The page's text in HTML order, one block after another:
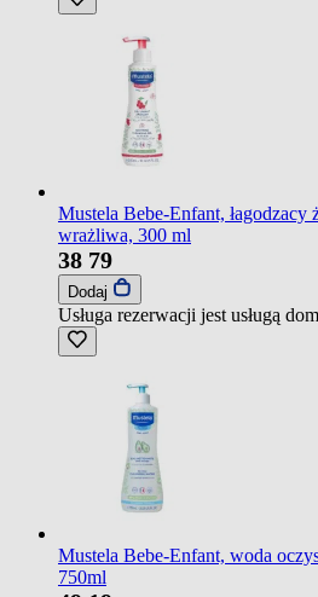
Mustela Bebe-Enfant, łagodzacy
wrażliwa, 300 ml
38 79
Dodaj
Usługa rezerwacji jest usługą
Mustela Bebe-Enfant, woda
750ml